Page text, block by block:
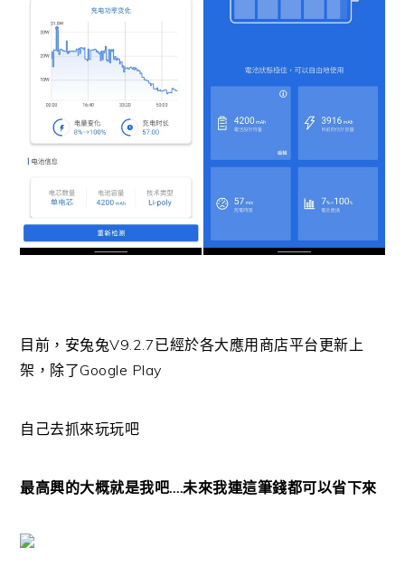
目前，安兔兔V9.2.7已經於各大應用商店平台更新上
架，除了Google Play
自己去抓來玩玩吧
最高興的大概就是我吧….未來我連這筆錢都可以省下來